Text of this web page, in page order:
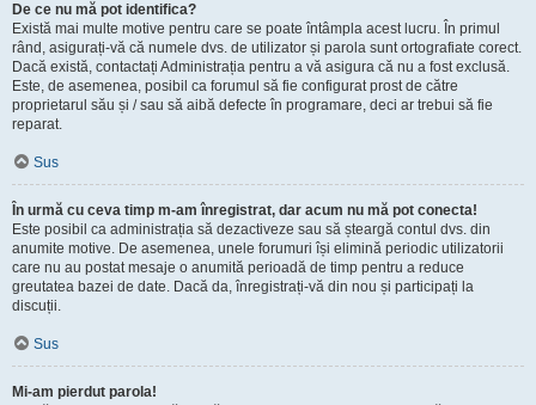
De ce nu mă pot identifica?
Există mai multe motive pentru care se poate întâmpla acest lucru. În primul
rând, asigurați-vă că numele dvs. de utilizator și parola sunt ortografiate corect.
Dacă există, contactați Administrația pentru a vă asigura că nu a fost exclusă.
Este, de asemenea, posibil ca forumul să fie configurat prost de către
proprietarul său și / sau să aibă defecte în programare, deci ar trebui să fie
reparat.
Sus
În urmă cu ceva timp m-am înregistrat, dar acum nu mă pot conecta!
Este posibil ca administrația să dezactiveze sau să șteargă contul dvs. din
anumite motive. De asemenea, unele forumuri își elimină periodic utilizatorii
care nu au postat mesaje o anumită perioadă de timp pentru a reduce
greutatea bazei de date. Dacă da, înregistrați-vă din nou și participați la
discuții.
Sus
Mi-am pierdut parola!